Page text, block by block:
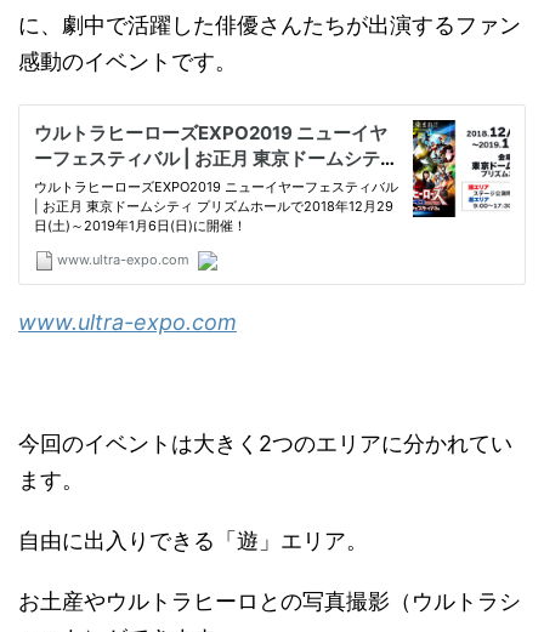
に、劇中で活躍した俳優さんたちが出演するファン
感動のイベントです。
www.ultra-expo.com
今回のイベントは大きく2つのエリアに分かれてい
ます。
自由に出入りできる「遊」エリア。
お土産やウルトラヒーロとの写真撮影（ウルトラシ